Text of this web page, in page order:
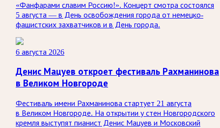
«Фанфарами славим Россию!». Концерт смотра состоялся
5 августа — в День освобождения города от немецко-
фашистских захватчиков и в День города.
6 августа 2026
Денис Мацуев откроет фестиваль Рахманинова
в Великом Новгороде
Фестиваль имени Рахманинова стартует 21 августа
в Великом Новгороде. На открытии у стен Новгородского
кремля выступят пианист Денис Мацуев и Московский